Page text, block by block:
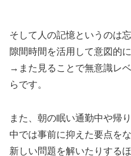
そして人の記憶というのは
隙間時間を活用して意図的
→また見ることで無意識レ
らです。
また、朝の眠い通勤中や帰
中では事前に抑えた要点を
新しい問題を解いたりする